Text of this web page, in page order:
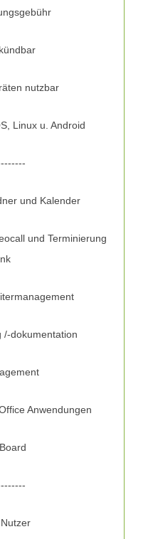
nutzbar
Linux u. Android
und Kalender
und Terminierung
/-dokumentation
Anwendungen